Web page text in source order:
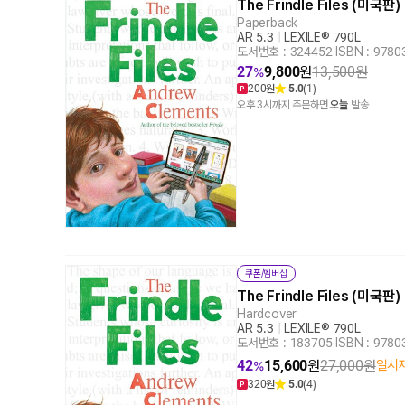
The Frindle Files (미국판)
Paperback
AR 5.3
LEXILE® 790L
도서번호 : 324452 ISBN :
27%9,800원13,500원
200원 5.0(1)
오후 3시까지 주문하면오늘 발송
쿠폰/멤버십
The Frindle Files (미국판)
Hardcover
AR 5.3
LEXILE® 790L
도서번호 : 183705| ISBN :
42%15,600원27,000원일시
320원 5.0(4)